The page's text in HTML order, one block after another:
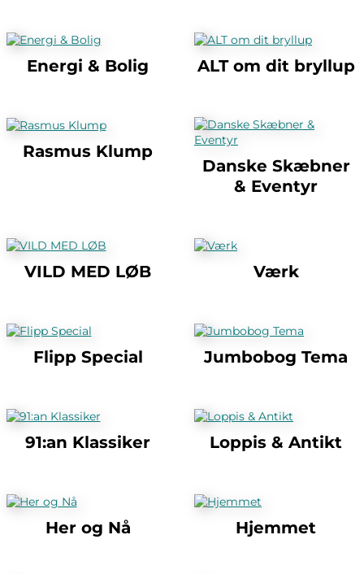
Energi & Bolig ALT om dit bryllup
Rasmus Klump
Danske Skæbner
& Eventyr
VILD MED LØB Værk
Flipp Special Jumbobog Tema
91:an Klassiker Loppis & Antikt
Her og Nå Hjemmet